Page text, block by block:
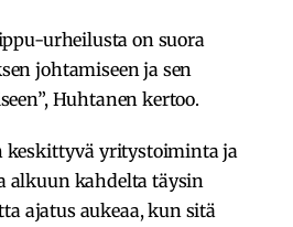
urheilusta on suora
johtamiseen ja sen
Huhtanen kertoo.
keskittyvä yritystoiminta ja
alkuun kahdelta täysin
ajatus aukeaa, kun sitä